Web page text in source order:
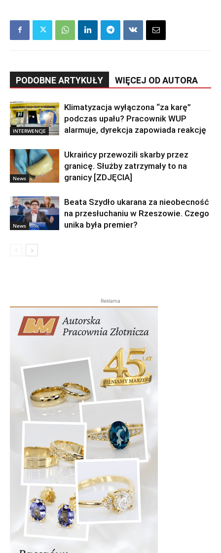
PODOBNE ARTYKUŁY WIĘCEJ OD AUTORA
INTERWENCJE
Klimatyzacja wyłączona “za karę”
podczas upału? Pracownik WUP
alarmuje, dyrekcja zapowiada reakcję
News
Ukraińcy przewozili skarby przez
granicę. Służby zatrzymały to na
granicy [ZDJĘCIA]
News
Beata Szydło ukarana za nieobecność
na przesłuchaniu w Rzeszowie. Czego
unika była premier?
Reklama